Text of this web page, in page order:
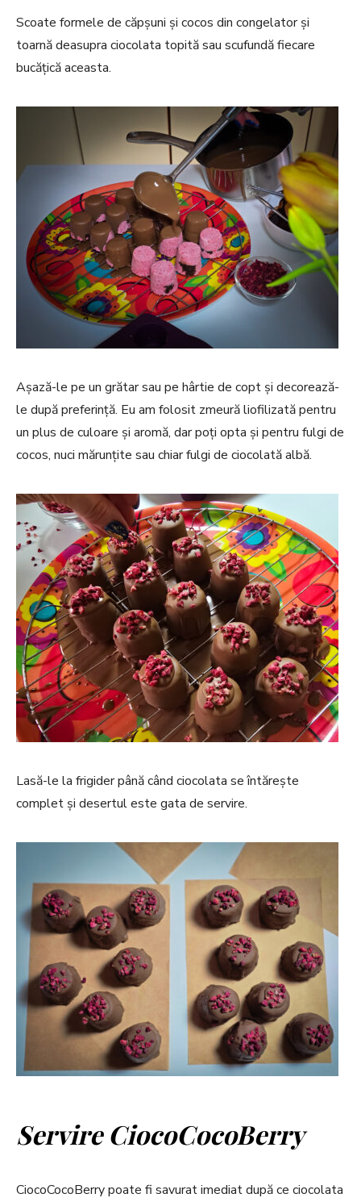
Scoate formele de căpșuni și cocos din congelator și
toarnă deasupra ciocolata topită sau scufundă fiecare
bucățică aceasta.
Așază-le pe un grătar sau pe hârtie de copt și decorează-
le după preferință. Eu am folosit zmeură liofilizată pentru
un plus de culoare și aromă, dar poți opta și pentru fulgi de
cocos, nuci mărunțite sau chiar fulgi de ciocolată albă.
Lasă-le la frigider până când ciocolata se întărește
complet și desertul este gata de servire.
ServireCiocoCocoBerry
CiocoCocoBerry poate fi savurat imediat după ce ciocolata